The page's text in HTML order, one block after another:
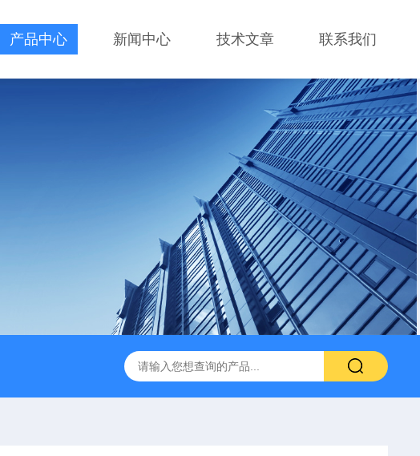
产品中心 新闻中心 技术文章 联系我们